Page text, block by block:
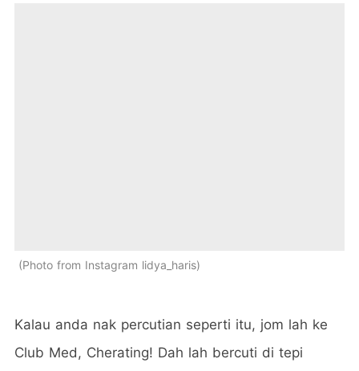
Photo from Instagram lidya_haris
Kalau anda nak percutian seperti itu, jom lah ke
Club Med, Cherating! Dah lah bercuti di tepi